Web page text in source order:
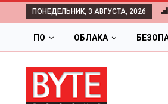
ПОНЕДЕЛЬНИК, 3 АВГУСТА, 2026
ПО ОБЛАКА